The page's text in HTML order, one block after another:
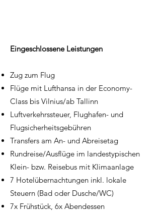
Eingeschlossene Leistungen
Zug zum Flug
Flüge mit Lufthansa in der Economy-
Class bis Vilnius/ab Tallinn
Luftverkehrssteuer, Flughafen- und
Flugsicherheitsgebühren
Transfers am An- und Abreisetag
Rundreise/Ausflüge im landestypischen
Klein- bzw. Reisebus mit Klimaanlage
7 Hotelübernachtungen inkl. lokale
Steuern (Bad oder Dusche/WC)
7x Frühstück, 6x Abendessen